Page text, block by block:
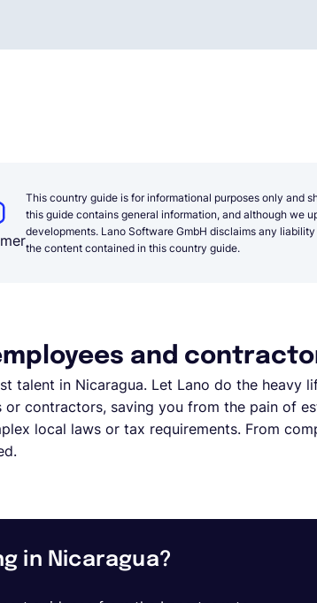
This country guide is for informational purposes only and
this guide contains general information, and although we
developments. Lano Software GmbH disclaims any
the content contained in this country guide.
and
talent in Nicaragua. Let Lano do the heavy
or contractors, saving you from the pain of
local laws or tax requirements. From
in Nicaragua?